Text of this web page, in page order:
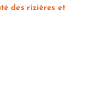
des rizières et